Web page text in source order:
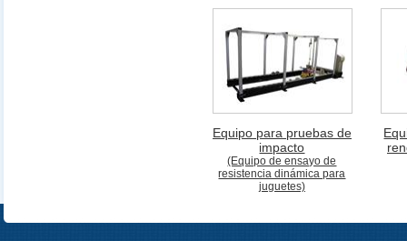
Equipo para pruebas de
impacto
(Equipo de ensayo de
resistencia dinámica para
juguetes)